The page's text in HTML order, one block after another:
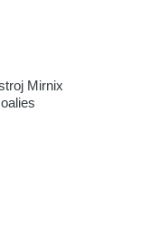
Mirnix